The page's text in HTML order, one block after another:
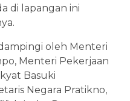
di lapangan ini
oleh Menteri
Menteri Pekerjaan
Basuki
Negara Pratikno,